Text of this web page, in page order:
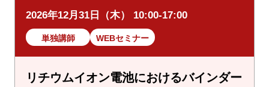
2026年12月31日（木） 10:00-17:00
単独講師 WEBセミナー
リチウムイオン電池におけるバインダー